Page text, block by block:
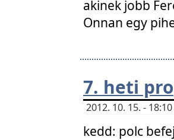
akinek jobb
Onnan egy
7. heti
2012. 10. 15. -
kedd: polc